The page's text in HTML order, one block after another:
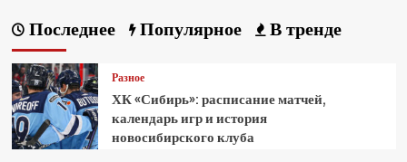
Последнее Популярное В тренде
Разное
ХК «Сибирь»: расписание матчей,
календарь игр и история
новосибирского клуба